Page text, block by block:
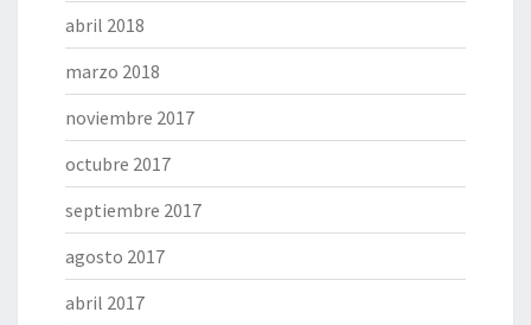
abril 2018
marzo 2018
noviembre 2017
octubre 2017
septiembre 2017
agosto 2017
abril 2017